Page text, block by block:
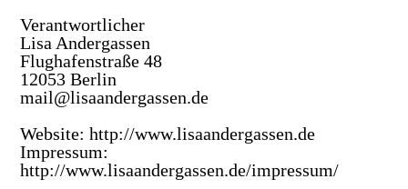
Verantwortlicher
Lisa Andergassen
Flughafenstraße 48
12053 Berlin
mail@lisaandergassen.de
Website:http://www.lisaandergassen.de
Impressum:
http://www.lisaandergassen.de/impressum/